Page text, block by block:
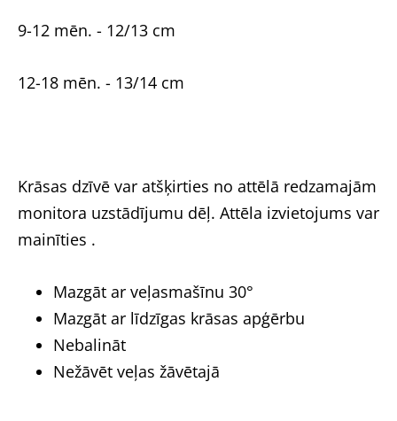
9-12 mēn. - 12/13 cm
12-18 mēn. - 13/14 cm
Krāsas dzīvē var atšķirties no attēlā redzamajām
monitora uzstādījumu dēļ. Attēla izvietojums var
mainīties .
Mazgāt ar veļasmašīnu 30°
Mazgāt ar līdzīgas krāsas apģērbu
Nebalināt
Nežāvēt veļas žāvētajā